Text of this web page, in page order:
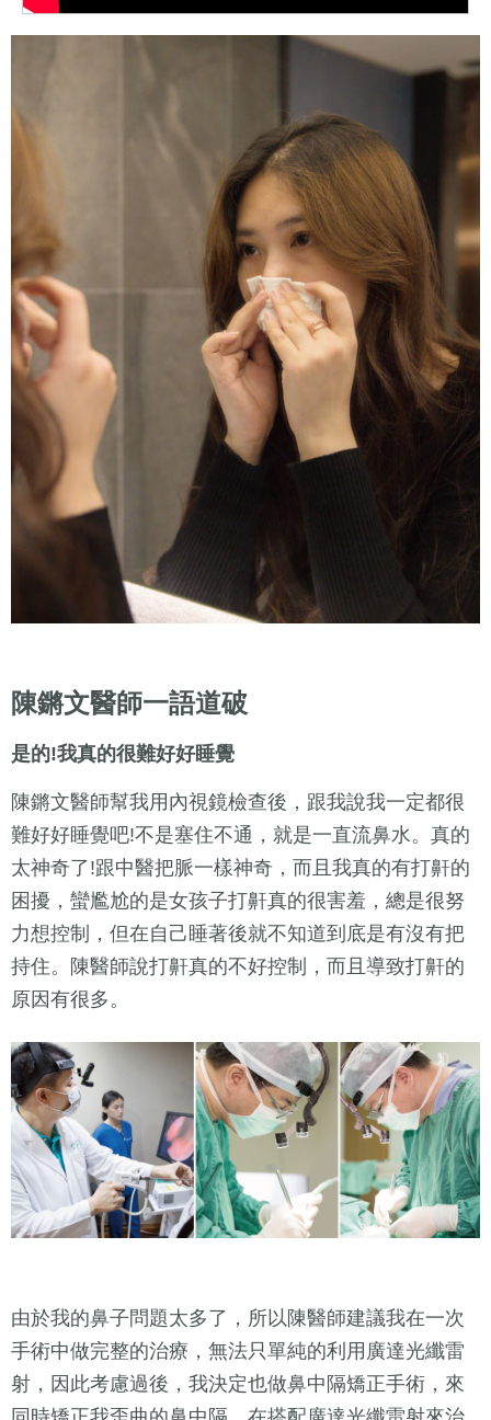
陳鏘文醫師一語道破
是的!我真的很難好好睡覺
陳鏘文醫師幫我用內視鏡檢查後，跟我說我一定都很
難好好睡覺吧!不是塞住不通，就是一直流鼻水。真的
太神奇了!跟中醫把脈一樣神奇，而且我真的有打鼾的
困擾，蠻尷尬的是女孩子打鼾真的很害羞，總是很努
力想控制，但在自己睡著後就不知道到底是有沒有把
持住。陳醫師說打鼾真的不好控制，而且導致打鼾的
原因有很多。
由於我的鼻子問題太多了，所以陳醫師建議我在一次
手術中做完整的治療，無法只單純的利用廣達光纖雷
射，因此考慮過後，我決定也做鼻中隔矯正手術，來